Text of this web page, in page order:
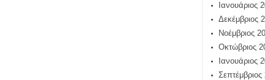
Ιανουάριος
Δεκέμβριος
Νοέμβριος
Οκτώβριος
Ιανουάριος
Σεπτέμβριος